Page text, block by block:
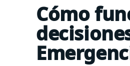
Cómo